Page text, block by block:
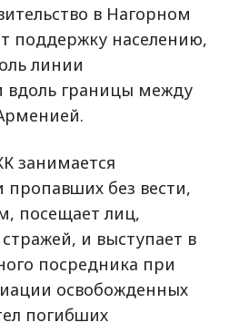
в Нагорном
поддержку населению,
линии
вдоль границы между
занимается
пропавших без вести,
посещает лиц,
и выступает в
посредника при
освобожденных
погибших